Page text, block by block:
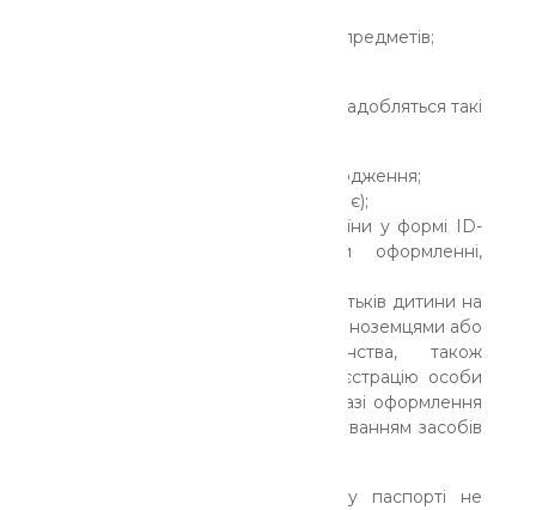
білий фон, ніяких сторонніх предметів;
Для оформлення паспорта вам знадобляться такі
Оригінал свідоцтва про народження;
Ідентифікаційний код (якщо є);
Паспорт громадянина України у формі ID-
картки (обов'язкова при оформленні,
Якщо батьки або один із батьків дитини на
момент її народження були іноземцями або
особами без громадянства, також
подається довідка про реєстрацію особи
громадянином України (у разі оформлення
паспорта вперше із застосуванням засобів
Щоб транслітерація у дитячому паспорті не